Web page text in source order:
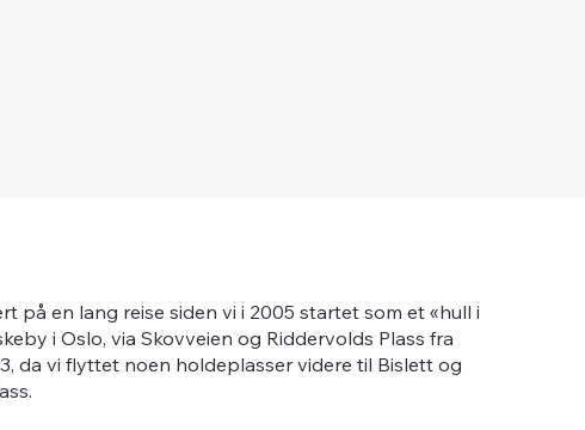
på en lang reise siden vi i 2005 startet som et «hull i
i Oslo, via Skovveien og Riddervolds Plass fra
da vi flyttet noen holdeplasser videre til Bislett og